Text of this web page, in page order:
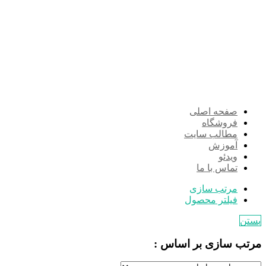
صفحه اصلی
فروشگاه
مطالب سایت
آموزش
ویدئو
تماس با ما
مرتب سازی
فیلتر محصول
بستن
مرتب سازی بر اساس :